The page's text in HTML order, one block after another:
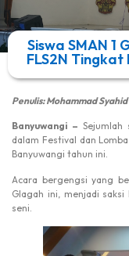
Siswa SMAN 1
FLS2N
Penulis: Mohammad
Banyuwangi – Sejumlah
dalam Festival dan
Banyuwangi tahun ini.
Acara bergengsi yang
Glagah ini, menjadi
seni.